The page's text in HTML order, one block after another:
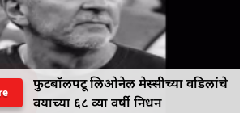
फुटबॉलपटू लिओनेल मेस्सीच्या वडिलांचे
वयाच्या ६८ व्या वर्षी निधन